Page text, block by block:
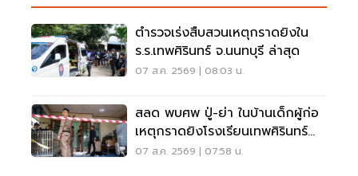
ตำรวจเร่งสืบสวนเหตุกราดยิงใน
ร.ร.เทพศิรินทร์ จ.นนทบุรี ล่าสุด
07 ส.ค. 2569 | 08:03 น.
สลด พบศพ ปู่-ย่า ในบ้านเด็กผู้ก่อ
เหตุกราดยิงโรงเรียนเทพศิรินทร์
นนทบุรี
07 ส.ค. 2569 | 07:58 น.